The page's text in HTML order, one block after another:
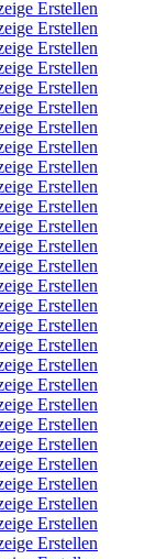
Erstellen
Erstellen
Erstellen
Erstellen
Erstellen
Erstellen
Erstellen
Erstellen
Erstellen
Erstellen
Erstellen
Erstellen
Erstellen
Erstellen
Erstellen
Erstellen
Erstellen
Erstellen
Erstellen
Erstellen
Erstellen
Erstellen
Erstellen
Erstellen
Erstellen
Erstellen
Erstellen
Erstellen